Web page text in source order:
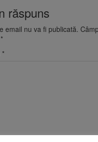
răspuns
email nu va fi publicată.
*
*